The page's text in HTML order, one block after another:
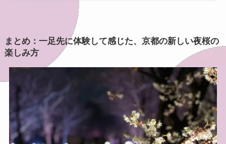
まとめ：一足先に体験して感じた、京都の新しい夜桜の
楽しみ方